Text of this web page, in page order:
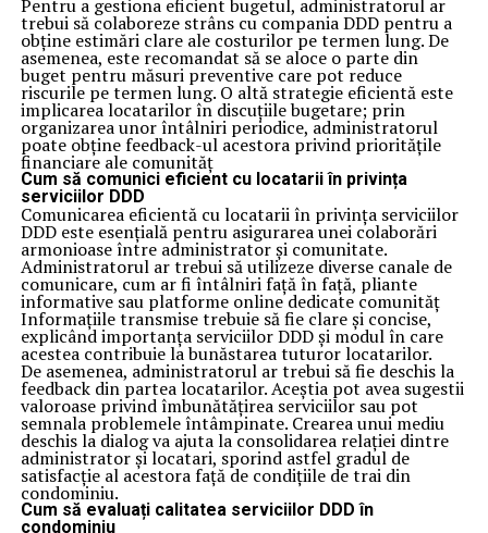
Pentru a gestiona eficient bugetul, administratorul ar
trebui să colaboreze strâns cu compania DDD pentru a
obține estimări clare ale costurilor pe termen lung. De
asemenea, este recomandat să se aloce o parte din
buget pentru măsuri preventive care pot reduce
riscurile pe termen lung. O altă strategie eficientă este
implicarea locatarilor în discuțiile bugetare; prin
organizarea unor întâlniri periodice, administratorul
poate obține feedback-ul acestora privind prioritățile
financiare ale comunităț
Cum să comunici eficient cu locatarii în privința
serviciilor DDD
Comunicarea eficientă cu locatarii în privința serviciilor
DDD este esențială pentru asigurarea unei colaborări
armonioase între administrator și comunitate.
Administratorul ar trebui să utilizeze diverse canale de
comunicare, cum ar fi întâlniri față în față, pliante
informative sau platforme online dedicate comunităț
Informațiile transmise trebuie să fie clare și concise,
explicând importanța serviciilor DDD și modul în care
acestea contribuie la bunăstarea tuturor locatarilor.
De asemenea, administratorul ar trebui să fie deschis la
feedback din partea locatarilor. Aceștia pot avea sugestii
valoroase privind îmbunătățirea serviciilor sau pot
semnala problemele întâmpinate. Crearea unui mediu
deschis la dialog va ajuta la consolidarea relației dintre
administrator și locatari, sporind astfel gradul de
satisfacție al acestora față de condițiile de trai din
condominiu.
Cum să evaluați calitatea serviciilor DDD în
condominiu